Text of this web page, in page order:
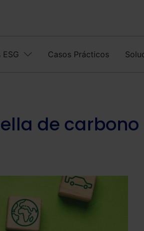
Casos Prácticos
de carbono